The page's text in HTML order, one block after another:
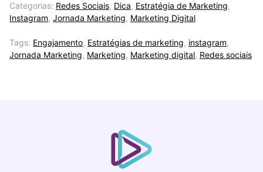
Categorias: Redes Sociais, Dica, Estratégia de Marketing,
Instagram, Jornada Marketing, Marketing Digital
Tags: Engajamento, Estratégias de marketing, instagram,
Jornada Marketing, Marketing, Marketing digital, Redes sociais